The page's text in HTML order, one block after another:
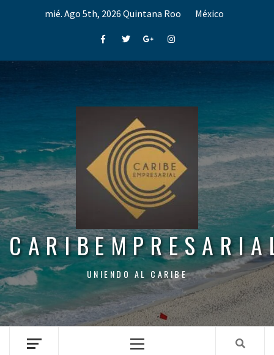
mié. Ago 5th, 2026 Quintana Roo México
FacebookTwitterGoogle+Instagram
UNIENDO AL CARIBE
Menu